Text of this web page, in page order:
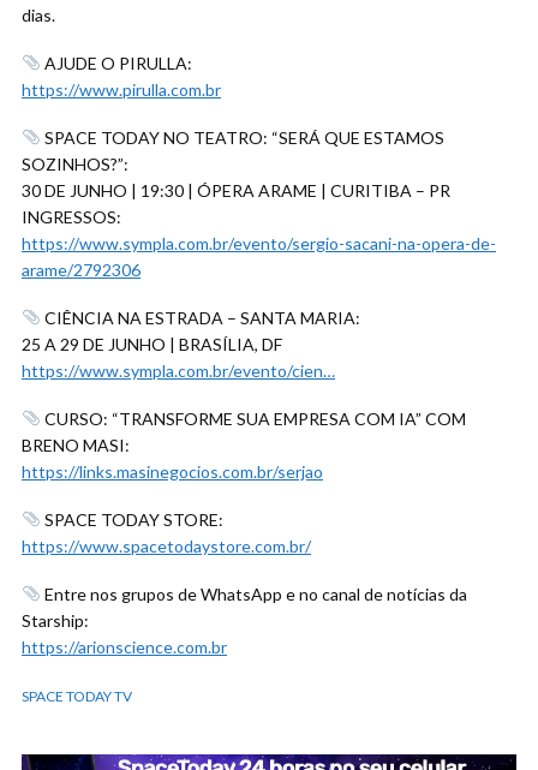
dias.
AJUDE O PIRULLA:
https://www.pirulla.com.br
SPACE TODAY NO TEATRO: “SERÁ QUE ESTAMOS
SOZINHOS?”:
30 DE JUNHO | 19:30 | ÓPERA ARAME | CURITIBA – PR
INGRESSOS:
https://www.sympla.com.br/evento/sergio-sacani-na-opera-de-
arame/2792306
CIÊNCIA NA ESTRADA – SANTA MARIA:
25 A 29 DE JUNHO | BRASÍLIA, DF
https://www.sympla.com.br/evento/cien…
CURSO: “TRANSFORME SUA EMPRESA COM IA” COM
BRENO MASI:
https://links.masinegocios.com.br/serjao
SPACE TODAY STORE:
https://www.spacetodaystore.com.br/
Entre nos grupos de WhatsApp e no canal de notícias da
Starship:
https://arionscience.com.br
SPACE TODAY TV